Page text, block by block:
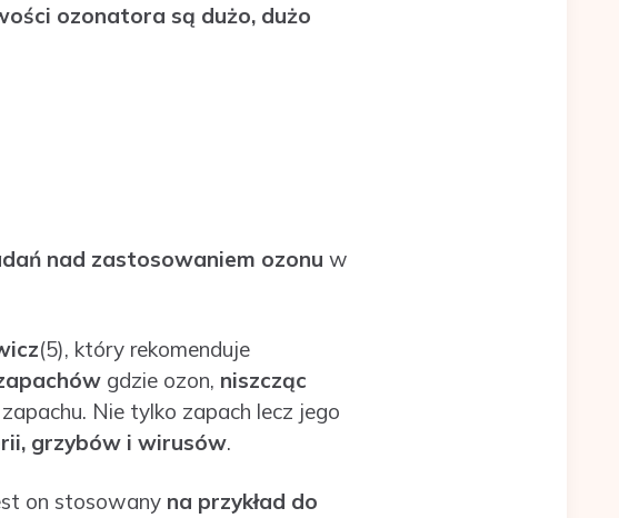
ozonatora są dużo, dużo
nad zastosowaniem ozonu w
(5), który rekomenduje
gdzie ozon, niszcząc
Nie tylko zapach lecz jego
grzybów i wirusów.
on stosowany na przykład do